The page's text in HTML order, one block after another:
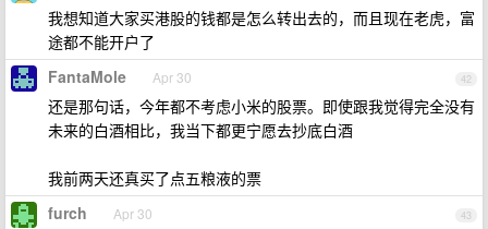
我想知道大家买港股的钱都是怎么转出去的，而且现在老虎，富
途都不能开户了
42
FantaMole Apr 30
还是那句话，今年都不考虑小米的股票。即使跟我觉得完全没有
未来的白酒相比，我当下都更宁愿去抄底白酒
我前两天还真买了点五粮液的票
43
furch Apr 30